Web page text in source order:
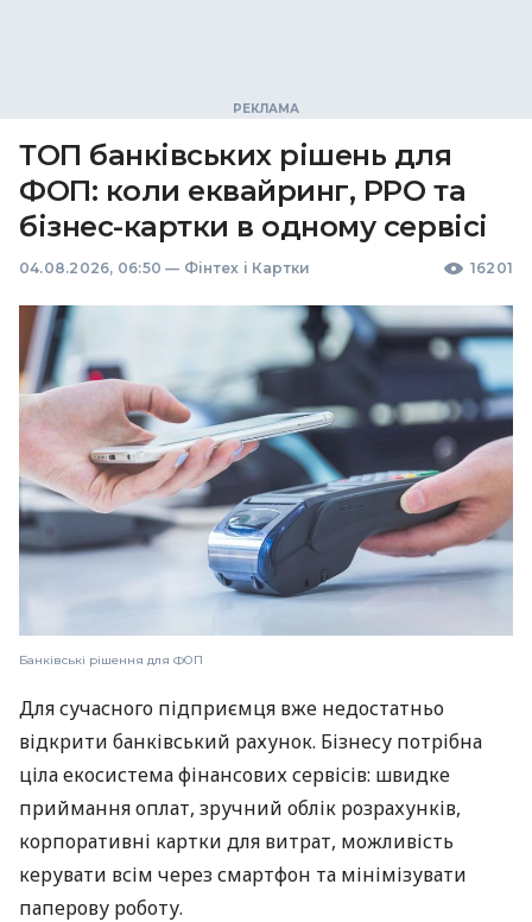
ТОП банківських рішень для
ФОП: коли еквайринг, РРО та
бізнес-картки в одному сервісі
04.08.2026, 06:50 — Фінтех і Картки 16201
Банківські рішення для ФОП
Для сучасного підприємця вже недостатньо
відкрити банківський рахунок. Бізнесу потрібна
ціла екосистема фінансових сервісів: швидке
приймання оплат, зручний облік розрахунків,
корпоративні картки для витрат, можливість
керувати всім через смартфон та мінімізувати
паперову роботу.